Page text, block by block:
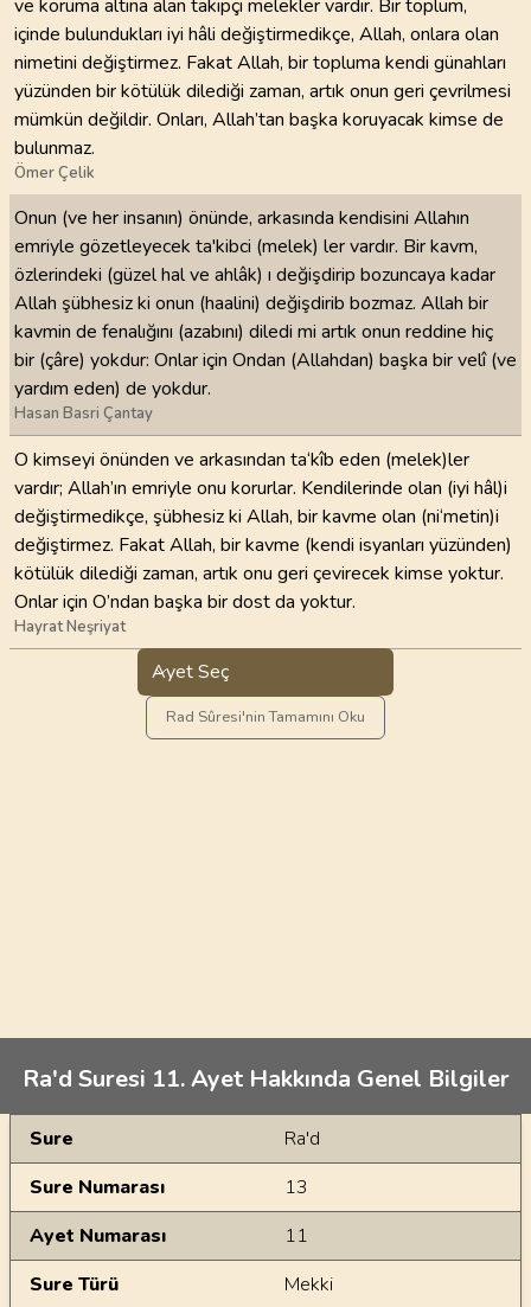
ve koruma altına alan takipçi melekler vardır. Bir toplum,
içinde bulundukları iyi hâli değiştirmedikçe, Allah, onlara olan
nimetini değiştirmez. Fakat Allah, bir topluma kendi günahları
yüzünden bir kötülük dilediği zaman, artık onun geri çevrilmesi
mümkün değildir. Onları, Allah’tan başka koruyacak kimse de
bulunmaz.
Ömer Çelik
Onun (ve her insanın) önünde, arkasında kendisini Allahın
emriyle gözetleyecek ta'kibci (melek) ler vardır. Bir kavm,
özlerindeki (güzel hal ve ahlâk) ı değişdirip bozuncaya kadar
Allah şübhesiz ki onun (haalini) değişdirib bozmaz. Allah bir
kavmin de fenalığını (azabını) diledi mi artık onun reddine hiç
bir (çâre) yokdur: Onlar için Ondan (Allahdan) başka bir velî (ve
yardım eden) de yokdur.
Hasan Basri Çantay
O kimseyi önünden ve arkasından ta‘kîb eden (melek)ler
vardır; Allah’ın emriyle onu korurlar. Kendilerinde olan (iyi hâl)i
değiştirmedikçe, şübhesiz ki Allah, bir kavme olan (ni‘metin)i
değiştirmez. Fakat Allah, bir kavme (kendi isyanları yüzünden)
kötülük dilediği zaman, artık onu geri çevirecek kimse yoktur.
Onlar için O’ndan başka bir dost da yoktur.
Hayrat Neşriyat
Ayet Seç
Rad Sûresi'nin Tamamını Oku
Ra'd Suresi 11. Ayet Hakkında Genel Bilgiler
Genel Bilgiler
Sure
Ra'd
Sure Numarası
13
Ayet Numarası
11
Sure Türü
Mekki